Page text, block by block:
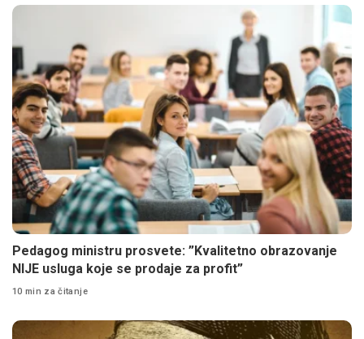
Pedagog ministru prosvete: ”Kvalitetno obrazovanje
NIJE usluga koje se prodaje za profit”
10 min za čitanje